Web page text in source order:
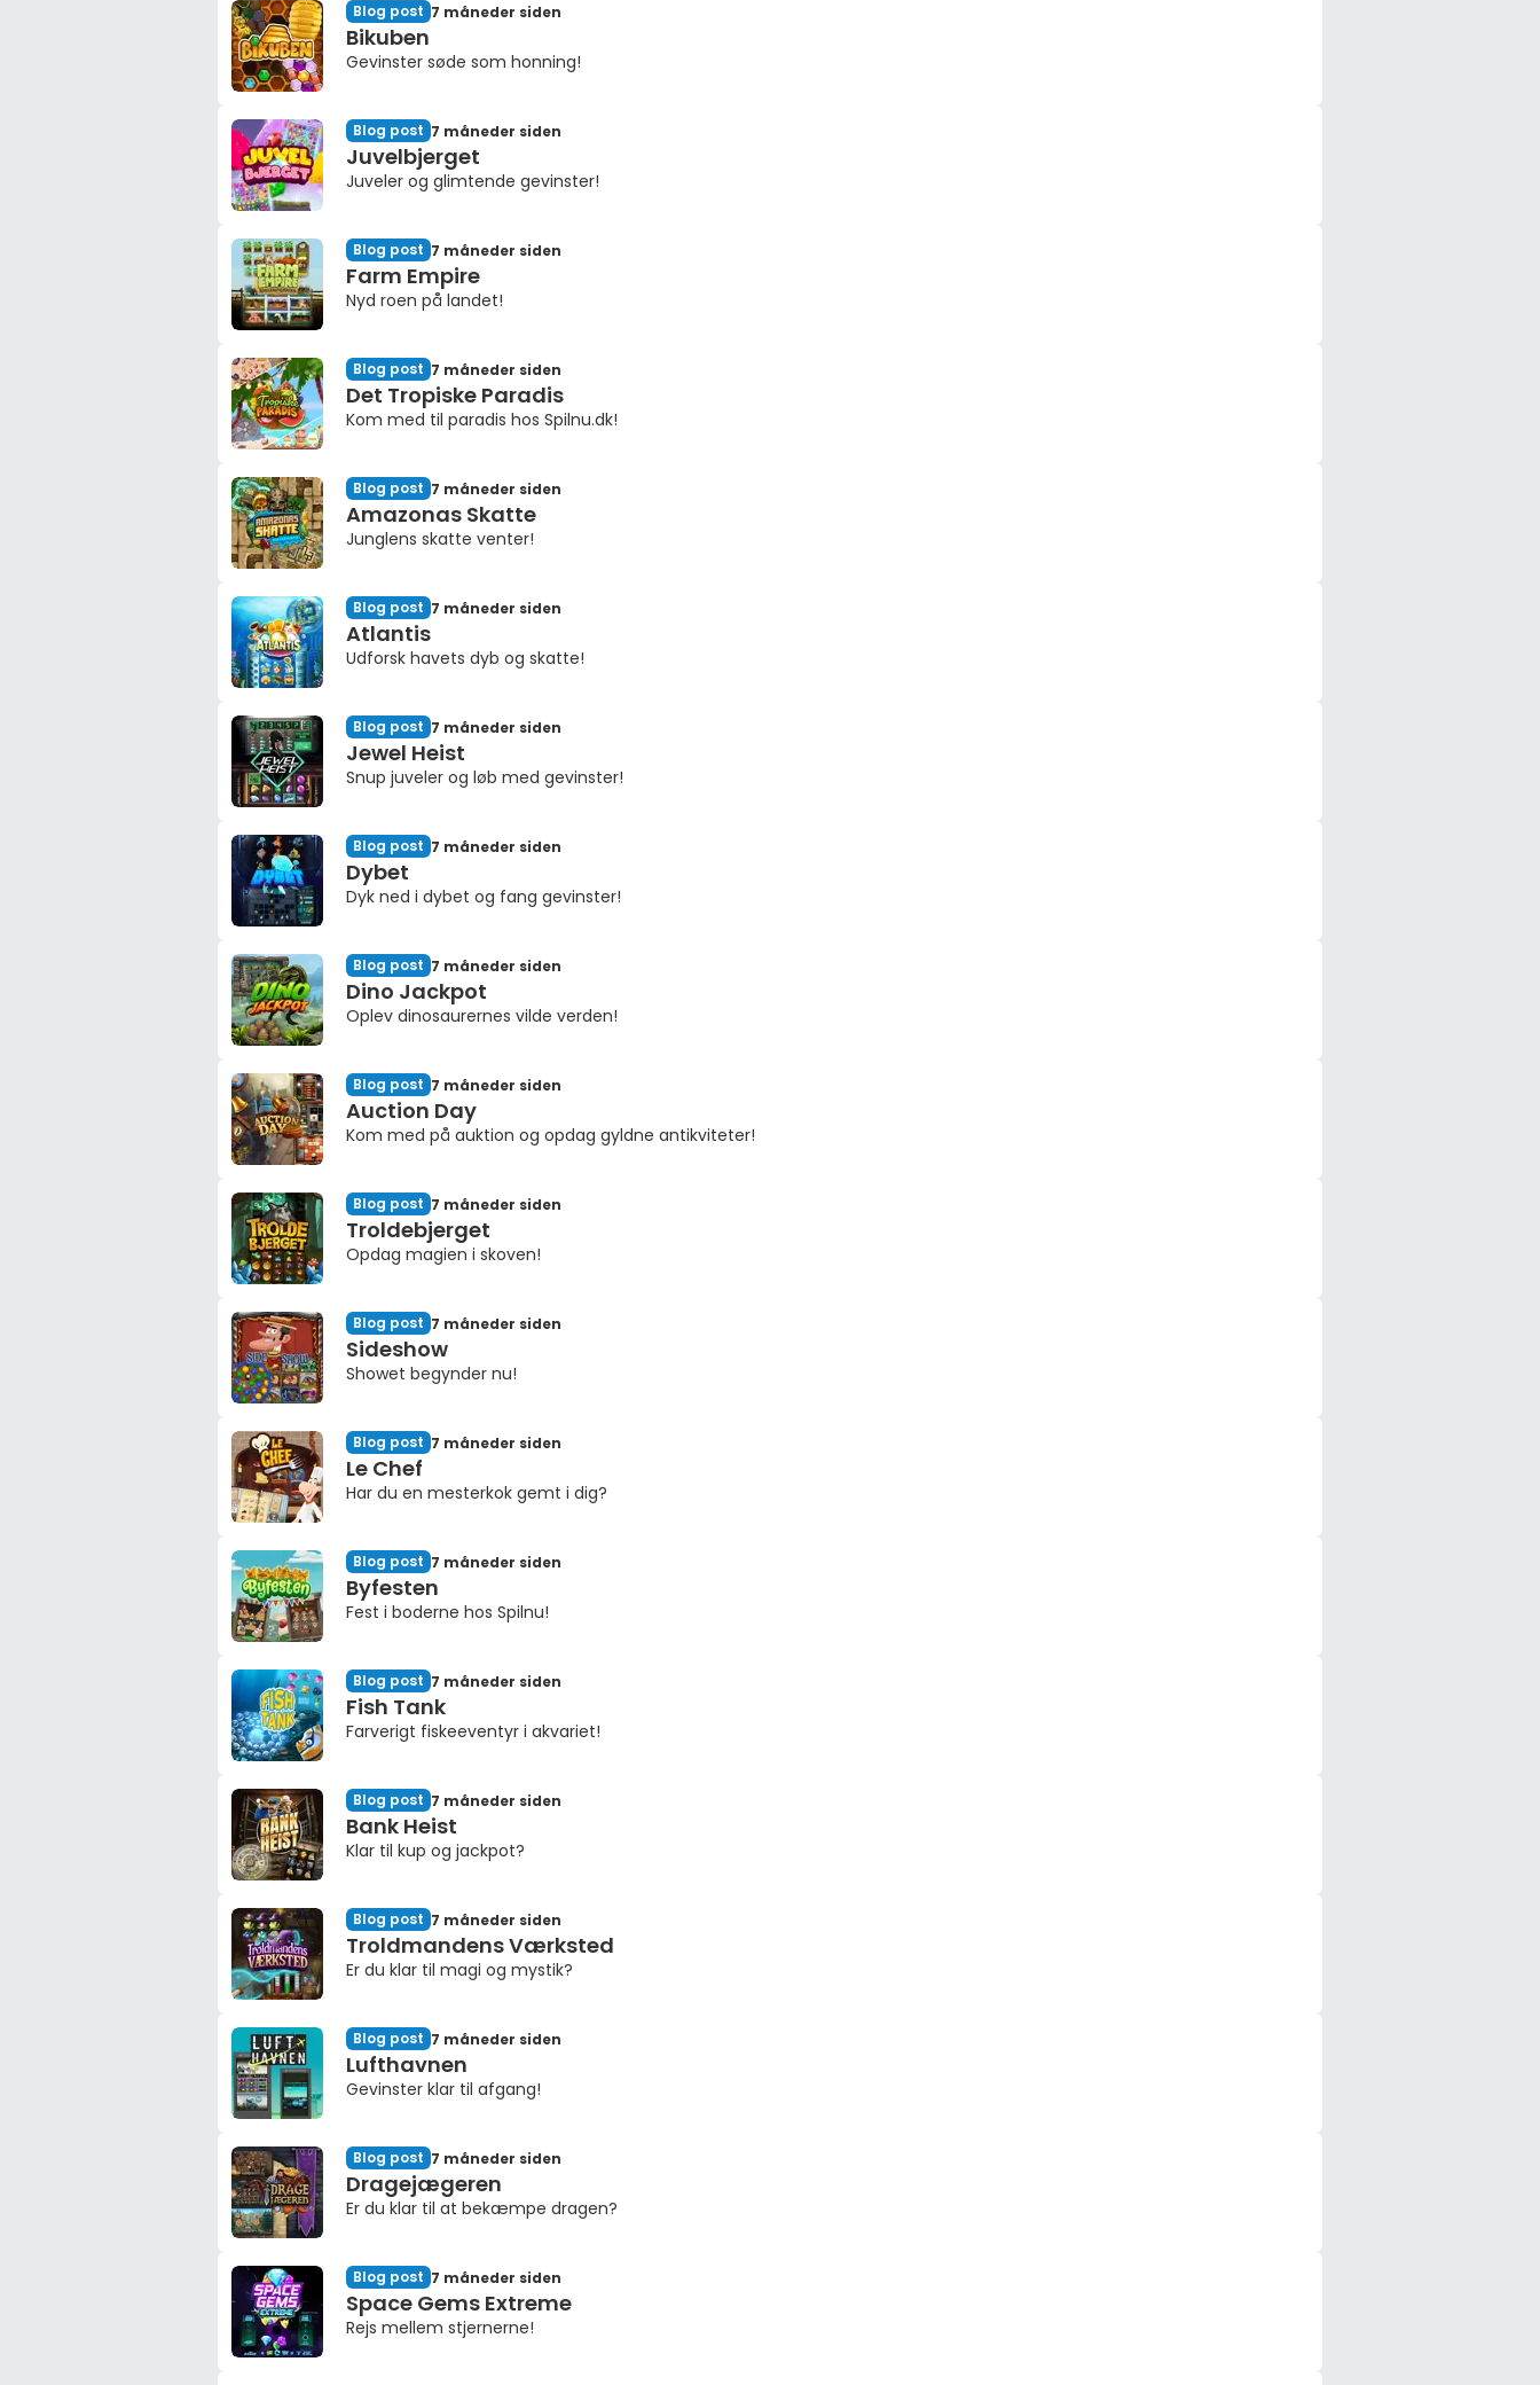
Blog post 7 måneder siden
Bikuben
Gevinster søde som honning!
Blog post 7 måneder siden
Juvelbjerget
Juveler og glimtende gevinster!
Blog post 7 måneder siden
Farm Empire
Nyd roen på landet!
Blog post 7 måneder siden
Det Tropiske Paradis
Kom med til paradis hos Spilnu.dk!
Blog post 7 måneder siden
Amazonas Skatte
Junglens skatte venter!
Blog post 7 måneder siden
Atlantis
Udforsk havets dyb og skatte!
Blog post 7 måneder siden
Jewel Heist
Snup juveler og løb med gevinster!
Blog post 7 måneder siden
Dybet
Dyk ned i dybet og fang gevinster!
Blog post 7 måneder siden
Dino Jackpot
Oplev dinosaurernes vilde verden!
Blog post 7 måneder siden
Auction Day
Kom med på auktion og opdag gyldne antikviteter!
Blog post 7 måneder siden
Troldebjerget
Opdag magien i skoven!
Blog post 7 måneder siden
Sideshow
Showet begynder nu!
Blog post 7 måneder siden
Le Chef
Har du en mesterkok gemt i dig?
Blog post 7 måneder siden
Byfesten
Fest i boderne hos Spilnu!
Blog post 7 måneder siden
Fish Tank
Farverigt fiskeeventyr i akvariet!
Blog post 7 måneder siden
Bank Heist
Klar til kup og jackpot?
Blog post 7 måneder siden
Troldmandens Værksted
Er du klar til magi og mystik?
Blog post 7 måneder siden
Lufthavnen
Gevinster klar til afgang!
Blog post 7 måneder siden
Dragejægeren
Er du klar til at bekæmpe dragen?
Blog post 7 måneder siden
Space Gems Extreme
Rejs mellem stjernerne!